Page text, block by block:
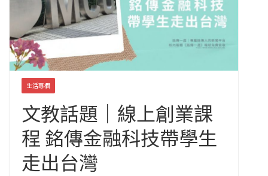
生活專欄
文教話題｜線上創業課
程 銘傳金融科技帶學生
走出台灣